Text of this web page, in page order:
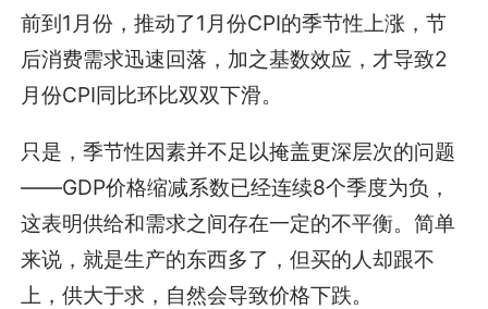
前到1月份，推动了1月份CPI的季节性上涨，节
后消费需求迅速回落，加之基数效应，才导致2
月份CPI同比环比双双下滑。
只是，季节性因素并不足以掩盖更深层次的问题
——GDP价格缩减系数已经连续8个季度为负，
这表明供给和需求之间存在一定的不平衡。简单
来说，就是生产的东西多了，但买的人却跟不
上，供大于求，自然会导致价格下跌。